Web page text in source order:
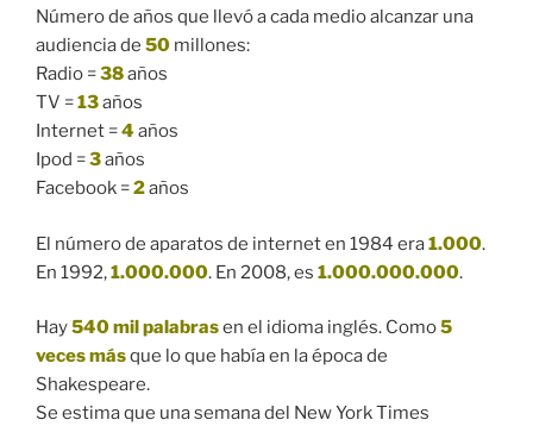
Número de años que llevó a cada medio alcanzar una
audiencia de 50 millones:
Radio =38años
TV =13años
Internet =4años
Ipod =3años
Facebook =2años
El número de aparatos de internet en 1984 era1.000.
En 1992,1.000.000. En 2008, es 1.000.000.000.
Hay540 mil palabrasen el idioma inglés. Como5
veces másque lo que había en la época de
Shakespeare.
Se estima que una semana del New York Times